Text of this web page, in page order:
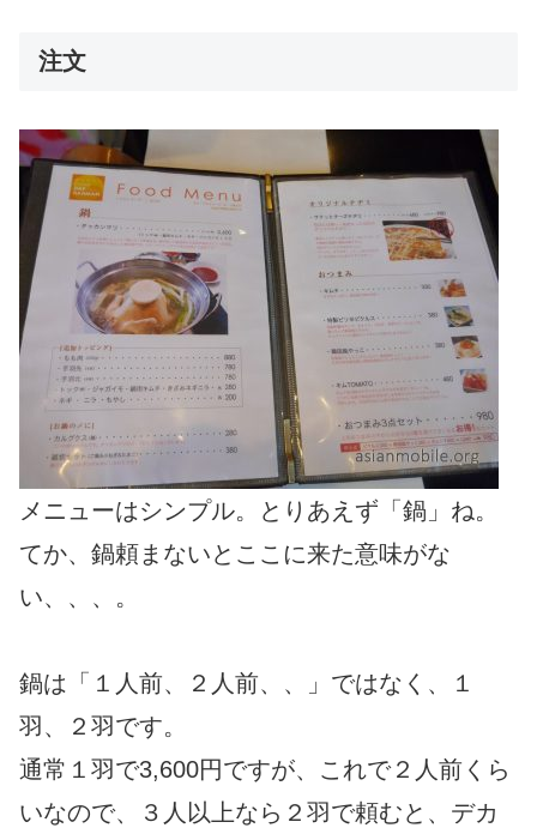
注文
メニューはシンプル。とりあえず「鍋」ね。
てか、鍋頼まないとここに来た意味がな
い、、、。
鍋は「１人前、２人前、、」ではなく、１
羽、２羽です。
通常１羽で3,600円ですが、これで２人前くら
いなので、３人以上なら２羽で頼むと、デカ